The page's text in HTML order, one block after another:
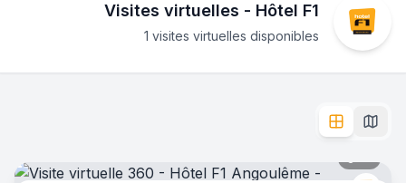
Visites virtuelles - Hôtel F1
1 visites virtuelles disponibles
en visite